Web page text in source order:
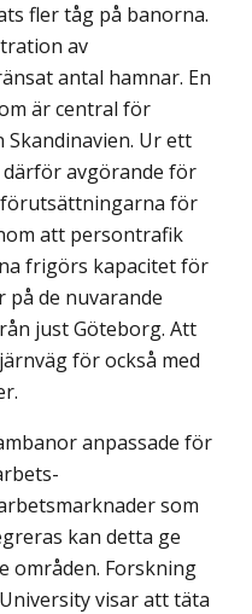
fler tåg på banorna.
av
antal hamnar. En
är central för
Ur ett
avgörande för
för
att persontrafik
frigörs kapacitet för
de nuvarande
just Göteborg. Att
för också med
anpassade för
som
kan detta ge
områden. Forskning
visar att täta